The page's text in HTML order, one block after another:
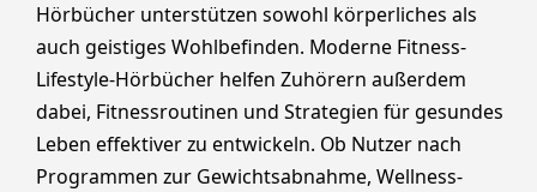
Hörbücher unterstützen sowohl körperliches als
auch geistiges Wohlbefinden. Moderne Fitness-
Lifestyle-Hörbücher helfen Zuhörern außerdem
dabei, Fitnessroutinen und Strategien für gesundes
Leben effektiver zu entwickeln. Ob Nutzer nach
Programmen zur Gewichtsabnahme, Wellness-